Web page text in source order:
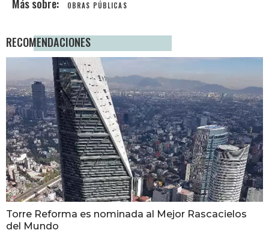
OBRAS PÚBLICAS
RECOMENDACIONES
Torre Reforma es nominada al Mejor Rascacielos
del Mundo